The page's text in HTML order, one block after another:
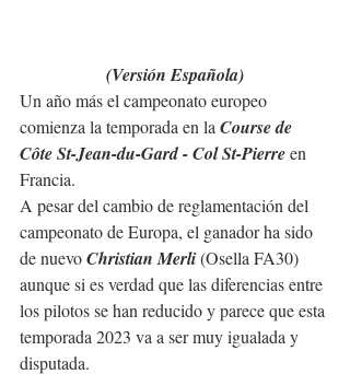
(Versión Española)
Un año más el campeonato europeo
comienza la temporada en la Course de
Côte St-Jean-du-Gard - Col St-Pierre en
Francia.
A pesar del cambio de reglamentación del
campeonato de Europa, el ganador ha sido
de nuevo Christian Merli (Osella FA30)
aunque si es verdad que las diferencias entre
los pilotos se han reducido y parece que esta
temporada 2023 va a ser muy igualada y
disputada.